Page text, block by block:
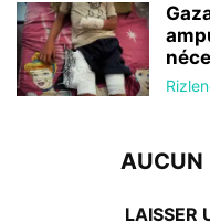
AUCUN
LAISSER